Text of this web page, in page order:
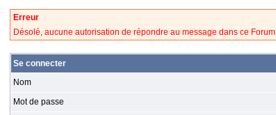
Erreur
Désolé, aucune autorisation de répondre au message dans ce Forum
Se connecter
Nom
Mot de passe